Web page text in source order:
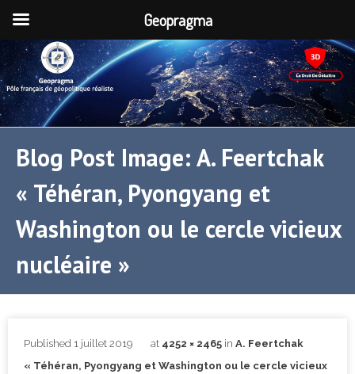
Blog Post Image: A. Feertchak
« Téhéran, Pyongyang et
Washington ou le cercle vicieux
nucléaire »
Published 1 juillet 2019 at 4252 × 2465 in A. Feertchak
« Téhéran, Pyongyang et Washington ou le cercle vicieux
Geopragma